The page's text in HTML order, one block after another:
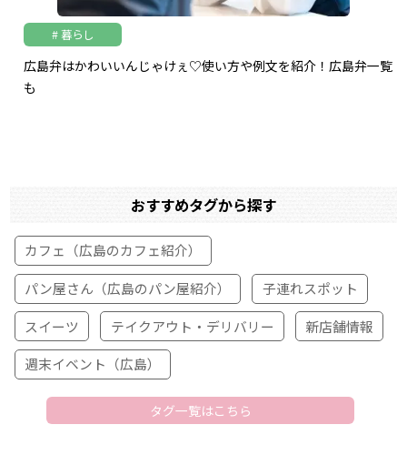
暮らし
広島弁はかわいいんじゃけぇ♡使い方や例文を紹介！広島弁一覧
も
おすすめタグから探す
カフェ（広島のカフェ紹介）
パン屋さん（広島のパン屋紹介）
子連れスポット
スイーツ
テイクアウト・デリバリー
新店舗情報
週末イベント（広島）
タグ一覧はこちら